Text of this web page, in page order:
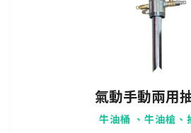
氣動手動兩用
牛油桶 、牛油槍、